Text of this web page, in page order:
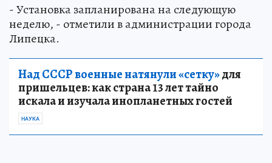
- Установка запланирована на следующую
неделю, - отметили в администрации города
Липецка.
Над СССР военные натянули «сетку»для
пришельцев: как страна 13 лет тайно
искала и изучала инопланетных гостей
НАУКА